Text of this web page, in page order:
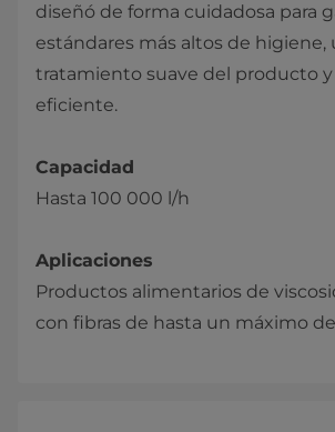
diseñó de forma cuidadosa para
estándares más altos de higiene,
tratamiento suave del producto
eficiente.
Capacidad
Hasta 100 000 l/h
Aplicaciones
Productos alimentarios de
con fibras de hasta un máximo